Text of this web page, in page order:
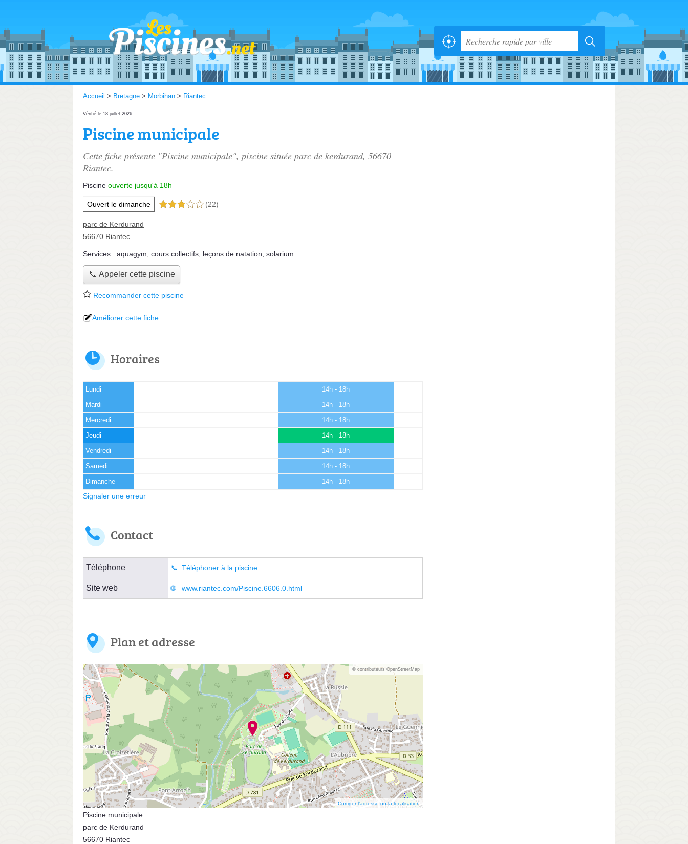
Accueil > Bretagne > Morbihan > Riantec
Vérifié le 18 juillet 2026
Piscine municipale
Cette fiche présente "Piscine municipale", piscine située parc de kerdurand, 56670
Riantec.
Piscine ouverte jusqu'à 18h
Ouvert le dimanche 3,0 étoiles sur 5 (22)
parc de Kerdurand
56670 Riantec
Services : aquagym cours collectifs leçons de natation solarium
📞 Appeler cette piscine
Recommander cette piscine
Améliorer cette fiche
Horaires
Lundi 14h - 18h
Mardi 14h - 18h
Mercredi 14h - 18h
Jeudi 14h - 18h
Vendredi 14h - 18h
Samedi 14h - 18h
Dimanche 14h - 18h
Signaler une erreur
Contact
Téléphone Téléphoner à la piscine
Site web www.riantec.com/Piscine.6606.0.html
Plan et adresse
© contributeurs OpenStreetMap
Corriger l’adresse ou la localisation
Piscine municipale
parc de Kerdurand
56670 Riantec